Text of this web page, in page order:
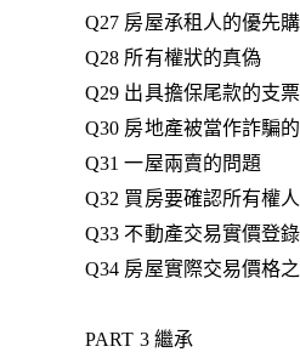
Q27 房屋承租人的優先
Q28 所有權狀的真偽
Q29 出具擔保尾款的支
Q30 房地產被當作詐騙
Q31 一屋兩賣的問題
Q32 買房要確認所有權人
Q33 不動產交易實價登
Q34 房屋實際交易價格
PART 3 繼承